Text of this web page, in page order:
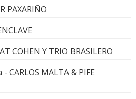
PAXARIÑO
COHEN Y TRIO BRASILERO
CARLOS MALTA & PIFE